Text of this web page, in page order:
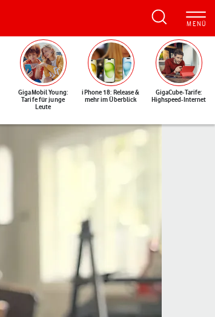
GigaMobil Young:
Tarife für junge
Leute
iPhone 18: Release &
mehr im Überblick
GigaCube-Tarife:
Highspeed-Internet